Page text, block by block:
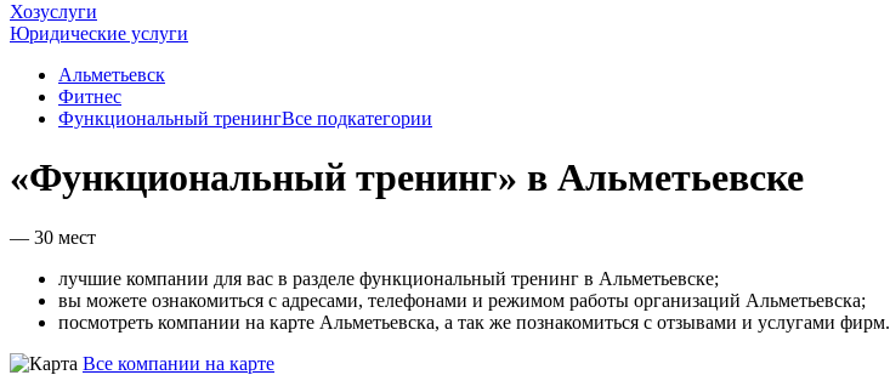
Хозуслуги
Юридические услуги
Альметьевск
Фитнес
Функциональный тренингВсе подкатегории
«Функциональный тренинг» в Альметьевске
— 30 мест
лучшие компании для вас в разделе функциональный тренинг в Альметьевске;
вы можете ознакомиться с адресами, телефонами и режимом работы организаций Альметьевска;
посмотреть компании на карте Альметьевска, а так же познакомиться с отзывами и услугами фирм.
Все компании на карте